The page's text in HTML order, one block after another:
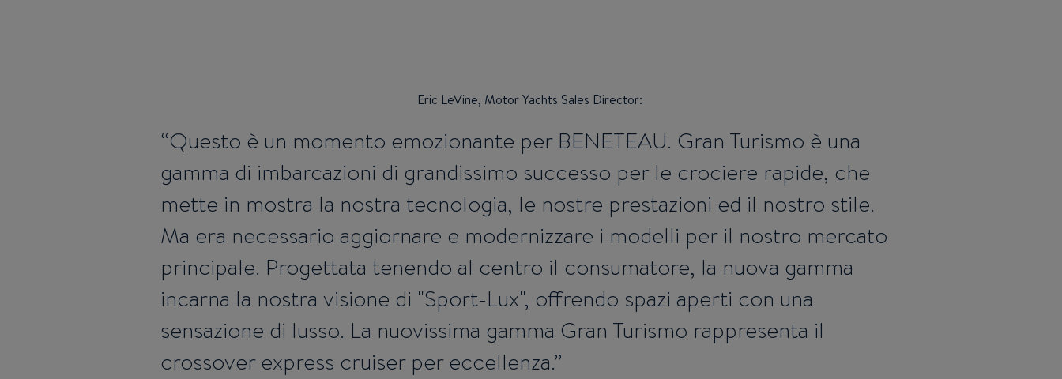
Eric LeVine, Motor Yachts Sales Director:
Questo è un momento emozionante per BENETEAU. Gran Turismo è una
gamma di imbarcazioni di grandissimo successo per le crociere rapide, che
mette in mostra la nostra tecnologia, le nostre prestazioni ed il nostro stile.
Ma era necessario aggiornare e modernizzare i modelli per il nostro mercato
principale. Progettata tenendo al centro il consumatore, la nuova gamma
incarna la nostra visione di "Sport-Lux", offrendo spazi aperti con una
sensazione di lusso. La nuovissima gamma Gran Turismo rappresenta il
crossover express cruiser per eccellenza.